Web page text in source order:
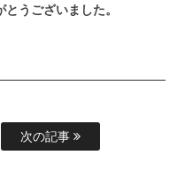
うございました。
次の記事